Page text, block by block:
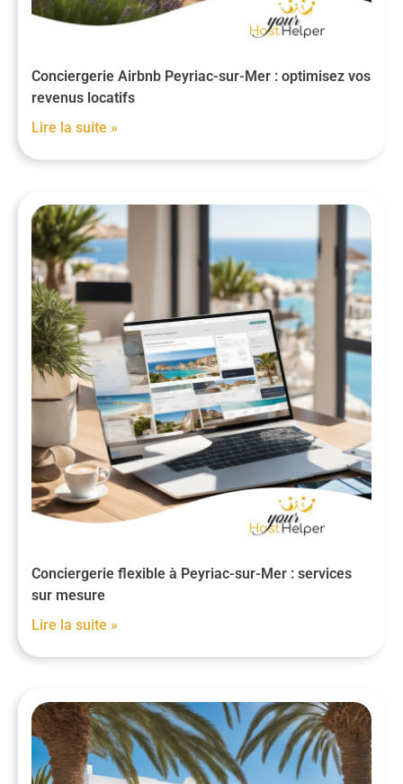
Conciergerie Airbnb Peyriac-sur-Mer : optimisez vos
revenus locatifs
Lire la suite »
Conciergerie flexible à Peyriac-sur-Mer : services
sur mesure
Lire la suite »